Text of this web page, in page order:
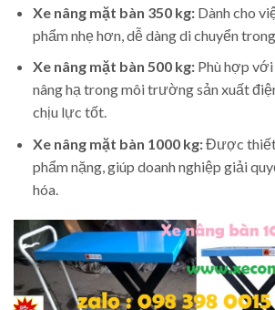
Xe nâng mặt bàn 350 kg:Dành cho
phẩm nhẹ hơn, dễ dàng di chuyển
Xe nâng mặt bàn 500 kg:Phù hợp với
nâng hạ trong môi trường sản xuất
chịu lực tốt.
Xe nâng mặt bàn 1000 kg:Được thiết
phẩm nặng, giúp doanh nghiệp giải
hóa.